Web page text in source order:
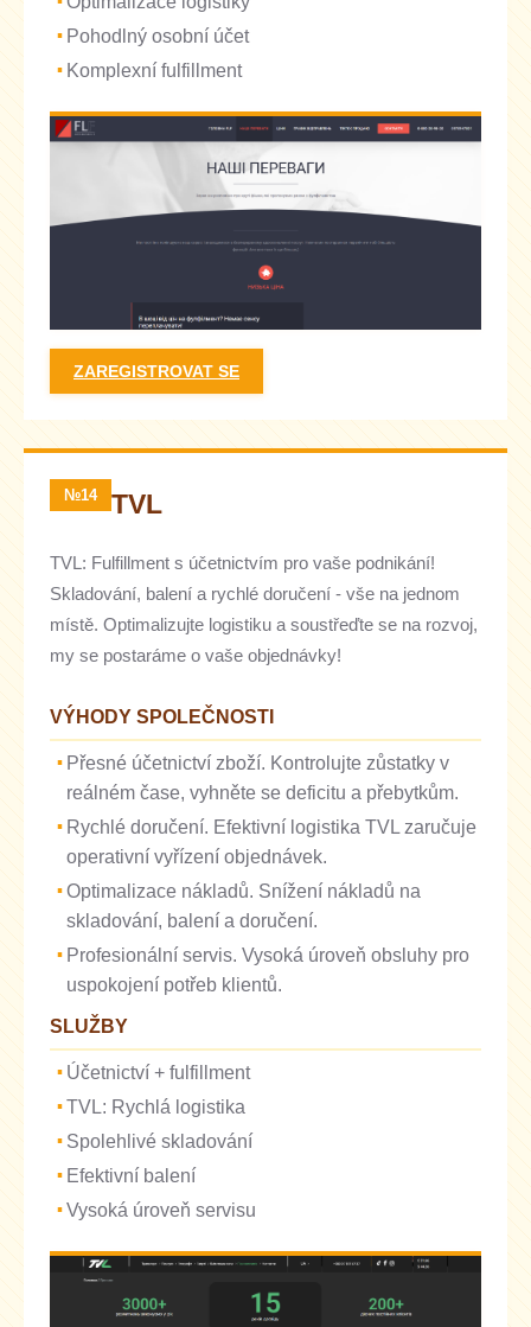
Pohodlný osobní účet
Komplexní fulfillment
ZAREGISTROVAT SE
№14 TVL
TVL: Fulfillment s účetnictvím pro vaše podnikání!
Skladování, balení a rychlé doručení - vše na jednom
místě. Optimalizujte logistiku a soustřeďte se na rozvoj,
my se postaráme o vaše objednávky!
VÝHODY SPOLEČNOSTI
Přesné účetnictví zboží. Kontrolujte zůstatky v
reálném čase, vyhněte se deficitu a přebytkům.
Rychlé doručení. Efektivní logistika TVL zaručuje
operativní vyřízení objednávek.
Optimalizace nákladů. Snížení nákladů na
skladování, balení a doručení.
Profesionální servis. Vysoká úroveň obsluhy pro
uspokojení potřeb klientů.
SLUŽBY
Účetnictví + fulfillment
TVL: Rychlá logistika
Spolehlivé skladování
Efektivní balení
Vysoká úroveň servisu